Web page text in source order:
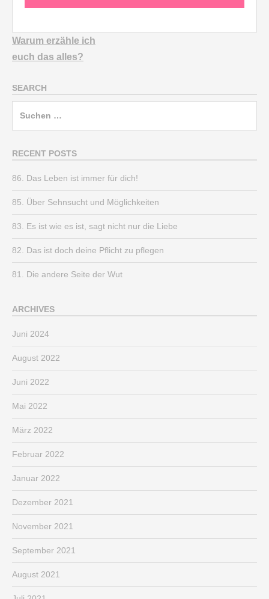
Warum erzähle ich
euch das alles?
SEARCH
RECENT POSTS
86. Das Leben ist immer für dich!
85. Über Sehnsucht und Möglichkeiten
83. Es ist wie es ist, sagt nicht nur die Liebe
82. Das ist doch deine Pflicht zu pflegen
81. Die andere Seite der Wut
ARCHIVES
Juni 2024
August 2022
Juni 2022
Mai 2022
März 2022
Februar 2022
Januar 2022
Dezember 2021
November 2021
September 2021
August 2021